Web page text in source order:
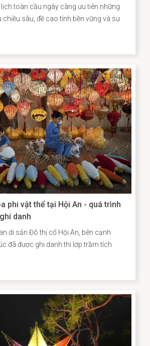
lịch toàn cầu ngày càng ưu tiên những
chiều sâu, đề cao tính bền vững và sự
An vươn lên vị trí dẫn đầu không chỉ
đặc biệt của một đô thị di sản, mà
quả của định hướng bảo tồn gắn liền
văn hóa theo hướng sáng tạo và bền
phi vật thể tại Hội An - quá trình
danh
di sản Đô thị cổ Hội An, bên cạnh
đã được ghi danh thì lớp trầm tích
tạo của cộng đồng cư dân địa
gần đây, công tác kiểm kê, nhận
hồ sơ khoa học đối với các Di sản văn
được triển khai một cách hệ thống,
cơ sở dữ liệu quan trọng cho chiến
phát huy giá trị di sản trong bối cảnh